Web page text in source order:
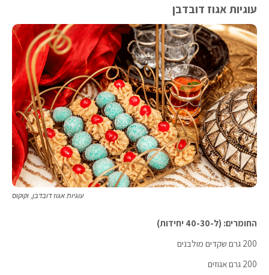
עוגיות אגוז דובדבן
עוגיות אגוז דובדבן, וקוקוס
החומרים: (ל-40-30 יחידות)
200 גרם שקדים מולבנים
200 גרם אגוזים